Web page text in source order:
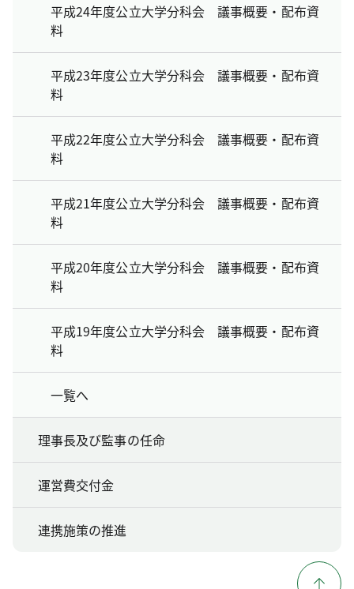
平成24年度公立大学分科会 議事概要・配布資
料
平成23年度公立大学分科会 議事概要・配布資
料
平成22年度公立大学分科会 議事概要・配布資
料
平成21年度公立大学分科会 議事概要・配布資
料
平成20年度公立大学分科会 議事概要・配布資
料
平成19年度公立大学分科会 議事概要・配布資
料
一覧へ
理事長及び監事の任命
運営費交付金
連携施策の推進